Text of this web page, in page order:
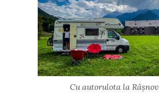
Cu autorulota la Râșnov